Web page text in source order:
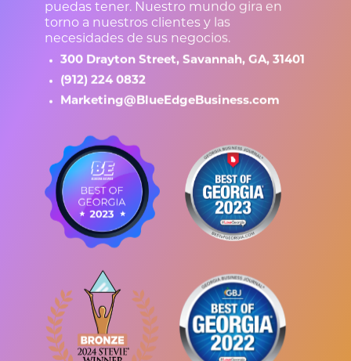
puedas tener. Nuestro mundo gira en
torno a nuestros clientes y las
necesidades de sus negocios.
300 Drayton Street, Savannah, GA, 31401
(912) 224 0832
Marketing@BlueEdgeBusiness.com